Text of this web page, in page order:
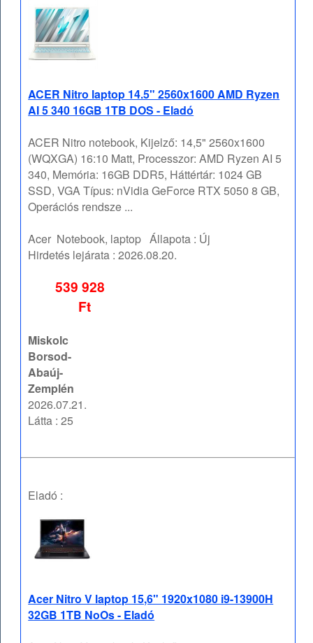
ACER Nitro laptop 14.5" 2560x1600 AMD Ryzen
AI 5 340 16GB 1TB DOS - Eladó
ACER Nitro notebook, Kijelző: 14,5" 2560x1600
(WQXGA) 16:10 Matt, Processzor: AMD Ryzen AI 5
340, Memória: 16GB DDR5, Háttértár: 1024 GB
SSD, VGA Típus: nVidia GeForce RTX 5050 8 GB,
Operációs rendsze ...
Acer Notebook, laptop Állapota : Új
Hirdetés lejárata :2026.08.20.
539 928
Ft
Miskolc
Borsod-
Abaúj-
Zemplén
2026.07.21.
Látta : 25
Eladó :
Acer Nitro V laptop 15,6" 1920x1080 i9-13900H
32GB 1TB NoOs - Eladó